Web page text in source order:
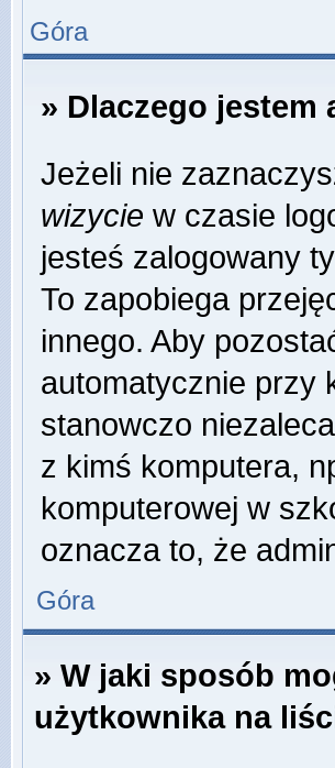
Góra
» Dlaczego
Jeżeli nie
wizycie w czasie
jesteś zalogowany
To zapobiega
innego. Aby
automatycznie przy
stanowczo
z kimś komputera,
komputerowej w
oznacza to, że
Góra
» W jaki sposób
użytkownika na